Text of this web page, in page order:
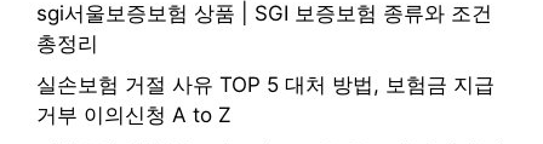
sgi서울보증보험 상품 | SGI 보증보험 종류와 조건
총정리
실손보험 거절 사유 TOP 5 대처 방법, 보험금 지급
거부 이의신청 A to Z